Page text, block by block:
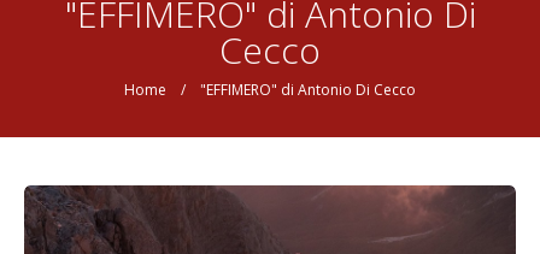
"EFFIMERO" di Antonio Di
Cecco
Home / "EFFIMERO" di Antonio Di Cecco